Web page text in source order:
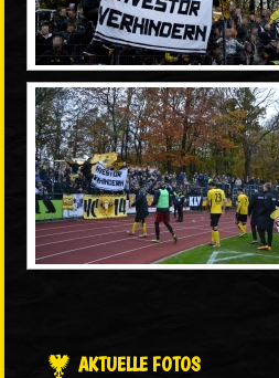
AKTUELLE FOTOS